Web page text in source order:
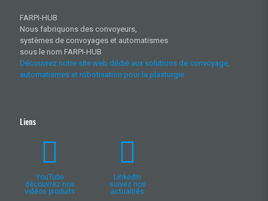
FARPI-HUB
Nous fabriquons des convoyeurs,
systèmes de convoyages et automatismes
sous le nom FARPI-HUB
Découvrez notre site web dédié aux solutions de convoyage,
automatismes et robotisation pour la plasturgie
Liens
YouTube
découvrez nos
vidéos produits
LinkedIn
suivez nos
actualités